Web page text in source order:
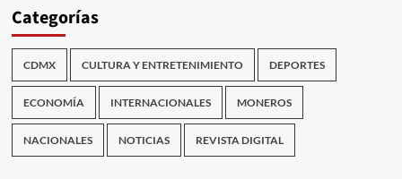
Categorías
CDMX CULTURA Y ENTRETENIMIENTO DEPORTES
ECONOMÍA INTERNACIONALES MONEROS
NACIONALES NOTICIAS REVISTA DIGITAL